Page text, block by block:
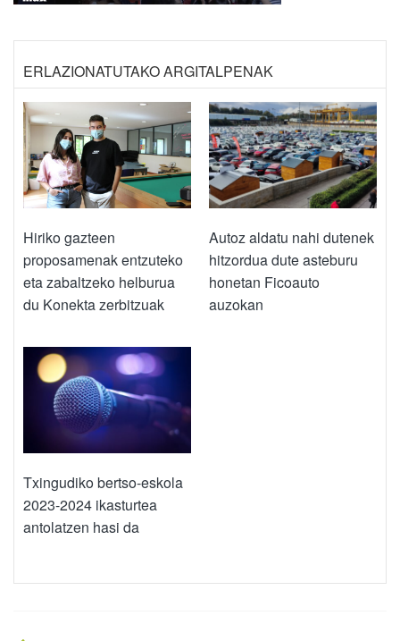
ERLAZIONATUTAKO ARGITALPENAK
Hiriko gazteen
proposamenak entzuteko
eta zabaltzeko helburua
du Konekta zerbitzuak
Autoz aldatu nahi dutenek
hitzordua dute asteburu
honetan Ficoauto
auzokan
Txingudiko bertso-eskola
2023-2024 ikasturtea
antolatzen hasi da